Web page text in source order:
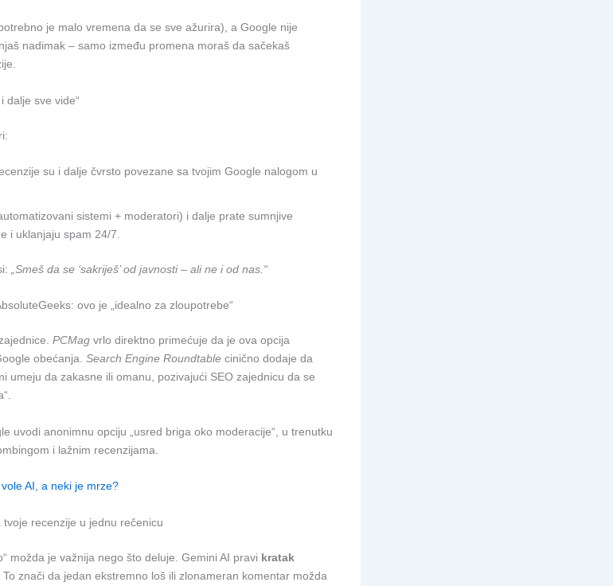
je malo vremena da se sve ažurira), a Google nije
nadimak – samo između promena moraš da sačekaš
dalje sve vide“
su i dalje čvrsto povezane sa tvojim Google nalogom u
sistemi + moderatori) i dalje prate sumnjive
i uklanjaju spam 24/7.
„Smeš da se ‘sakriješ’ od javnosti – ali ne i od nas.“
ovo je „idealno za zloupotrebe“
PCMag vrlo direktno primećuje da je ova opcija
obećanja. Search Engine Roundtable cinično dodaje da
umeju da zakasne ili omanu, pozivajući SEO zajednicu da se
uvodi anonimnu opciju „usred briga oko moderacije“, u trenutku
i lažnim recenzijama.
AI, a neki je mrze?
tvoje recenzije u jednu rečenicu
možda je važnija nego što deluje. Gemini AI pravi kratak
znači da jedan ekstremno loš ili zlonameran komentar možda